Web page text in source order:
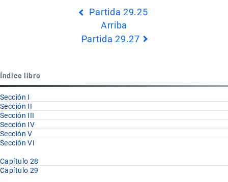
Partida 29.25
Arriba
Partida 29.27
Índice libro
Sección I
Sección II
Sección III
Sección IV
Sección V
Sección VI
Capítulo 28
Capítulo 29